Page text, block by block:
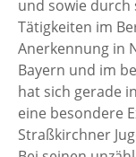
und sowie durch
Tätigkeiten im
Anerkennung in
Bayern und im
hat sich gerade
eine besondere
Straßkirchner